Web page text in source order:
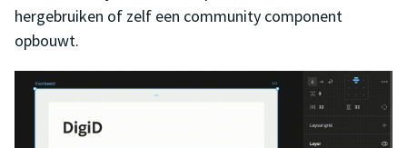
hergebruiken of zelf een community component
opbouwt.